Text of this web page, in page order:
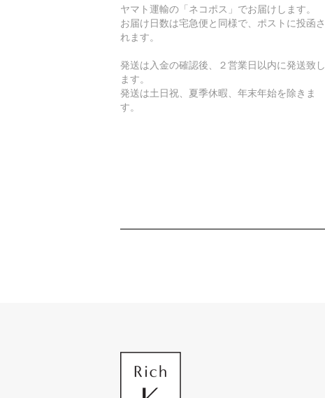
ヤマト運輸の「ネコポス」でお届けします。
お届け日数は宅急便と同様で、ポストに投函さ
れます。
発送は入金の確認後、２営業日以内に発送致し
ます。
発送は土日祝、夏季休暇、年末年始を除きま
す。